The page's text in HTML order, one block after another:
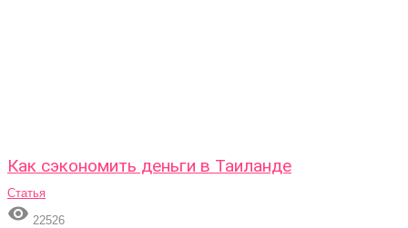
Как сэкономить деньги в Таиланде
Статья
 22526